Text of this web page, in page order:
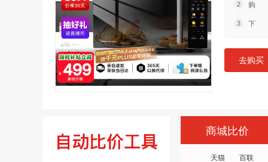
购
下
去购买
商城比价
天猫 百联